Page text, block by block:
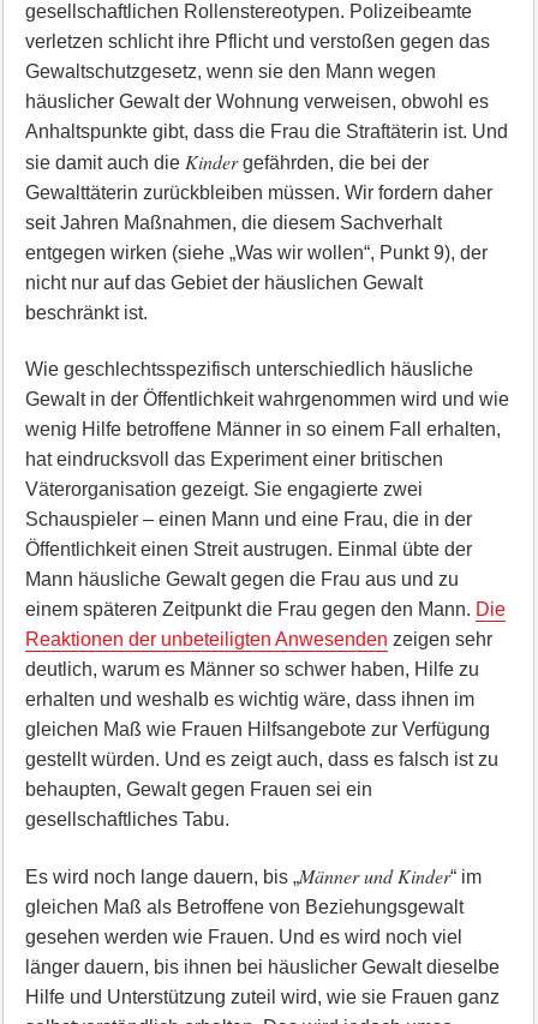
gesellschaftlichen Rollenstereotypen. Polizeibeamte
verletzen schlicht ihre Pflicht und verstoßen gegen das
Gewaltschutzgesetz, wenn sie den Mann wegen
häuslicher Gewalt der Wohnung verweisen, obwohl es
Anhaltspunkte gibt, dass die Frau die Straftäterin ist. Und
sie damit auch die Kindergefährden, die bei der
Gewalttäterin zurückbleiben müssen. Wir fordern daher
seit Jahren Maßnahmen, die diesem Sachverhalt
entgegen wirken (siehe „Was wir wollen“, Punkt 9), der
nicht nur auf das Gebiet der häuslichen Gewalt
beschränkt ist.
Wie geschlechtsspezifisch unterschiedlich häusliche
Gewalt in der Öffentlichkeit wahrgenommen wird und wie
wenig Hilfe betroffene Männer in so einem Fall erhalten,
hat eindrucksvoll das Experiment einer britischen
Väterorganisation gezeigt. Sie engagierte zwei
Schauspieler – einen Mann und eine Frau, die in der
Öffentlichkeit einen Streit austrugen. Einmal übte der
Mann häusliche Gewalt gegen die Frau aus und zu
einem späteren Zeitpunkt die Frau gegen den Mann. Die
Reaktionen der unbeteiligten Anwesenden zeigen sehr
deutlich, warum es Männer so schwer haben, Hilfe zu
erhalten und weshalb es wichtig wäre, dass ihnen im
gleichen Maß wie Frauen Hilfsangebote zur Verfügung
gestellt würden. Und es zeigt auch, dass es falsch ist zu
behaupten, Gewalt gegen Frauen sei ein
gesellschaftliches Tabu.
Es wird noch lange dauern, bis „Männer und Kinder“ im
gleichen Maß als Betroffene von Beziehungsgewalt
gesehen werden wie Frauen. Und es wird noch viel
länger dauern, bis ihnen bei häuslicher Gewalt dieselbe
Hilfe und Unterstützung zuteil wird, wie sie Frauen ganz